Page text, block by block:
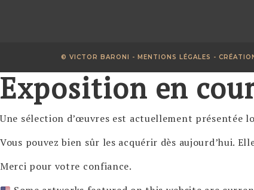
© VICTOR BARONI - MENTIONS LÉGALES -
Exposition en
Une sélection d’œuvres est actuellement présentée
Vous pouvez bien sûr les acquérir dès aujourd’hui.
Merci pour votre confiance.